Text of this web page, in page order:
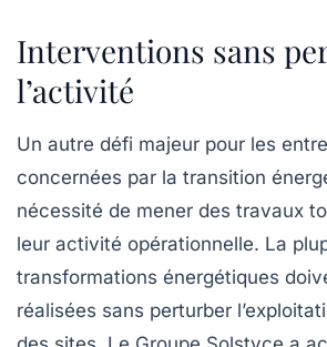
Interventions sans
l’activité
Un autre défi majeur pour les
concernées par la transition
nécessité de mener des travaux
leur activité opérationnelle. La
transformations énergétiques
réalisées sans perturber